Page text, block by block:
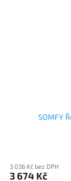
SOMFY
3 036 Kč bez DPH
3 674 Kč